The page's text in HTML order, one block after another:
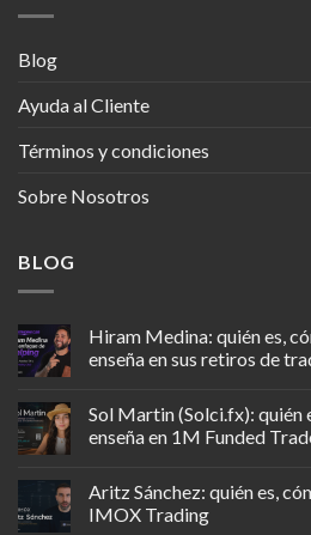
Blog
Ayuda al Cliente
Términos y condiciones
Sobre Nosotros
BLOG
Hiram Medina: quién es,
enseña en sus retiros de
Sol Martin (Solci.fx): quién
enseña en 1M Funded
Aritz Sánchez: quién es,
IMOX Trading